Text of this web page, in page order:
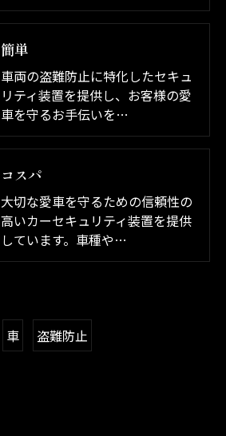
簡単
車両の盗難防止に特化したセキュ
リティ装置を提供し、お客様の愛
車を守るお手伝いを…
コスパ
大切な愛車を守るための信頼性の
高いカーセキュリティ装置を提供
しています。車種や…
車 盗難防止